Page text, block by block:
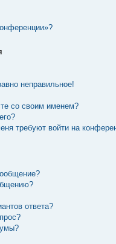
неправильное!
со своим именем?
требуют войти на
ответа?